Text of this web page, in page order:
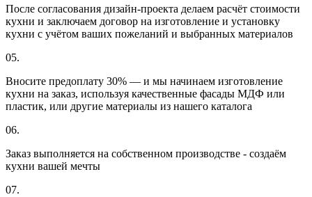
После согласования дизайн-проекта делаем расчёт стоимости
кухни и заключаем договор на изготовление и установку
кухни с учётом ваших пожеланий и выбранных материалов
05.
Вносите предоплату 30% — и мы начинаем изготовление
кухни на заказ, используя качественные фасады МДФ или
пластик, или другие материалы из нашего каталога
06.
Заказ выполняется на собственном производстве - создаём
кухни вашей мечты
07.